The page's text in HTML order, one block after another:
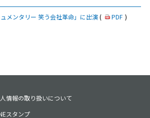
メンタリー 笑う会社革命」に出演( PDF )
情報の取り扱いについて
スタンプ